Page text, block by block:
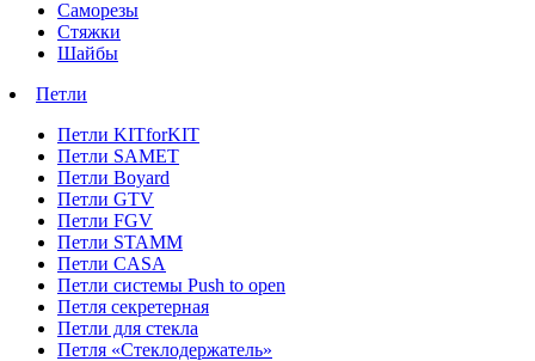
Саморезы
Стяжки
Шайбы
Петли
Петли KITforKIT
Петли SAMET
Петли Boyard
Петли GTV
Петли FGV
Петли STAMM
Петли CASA
Петли системы Push to open
Петля секретерная
Петли для стекла
Петля «Стеклодержатель»